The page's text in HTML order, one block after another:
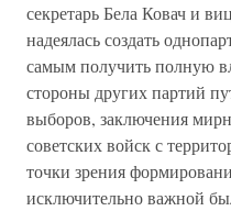
секретарь Бела Ковач и
надеялась создать
самым получить полную
стороны других партий
выборов, заключения
советских войск с
точки зрения
исключительно важной